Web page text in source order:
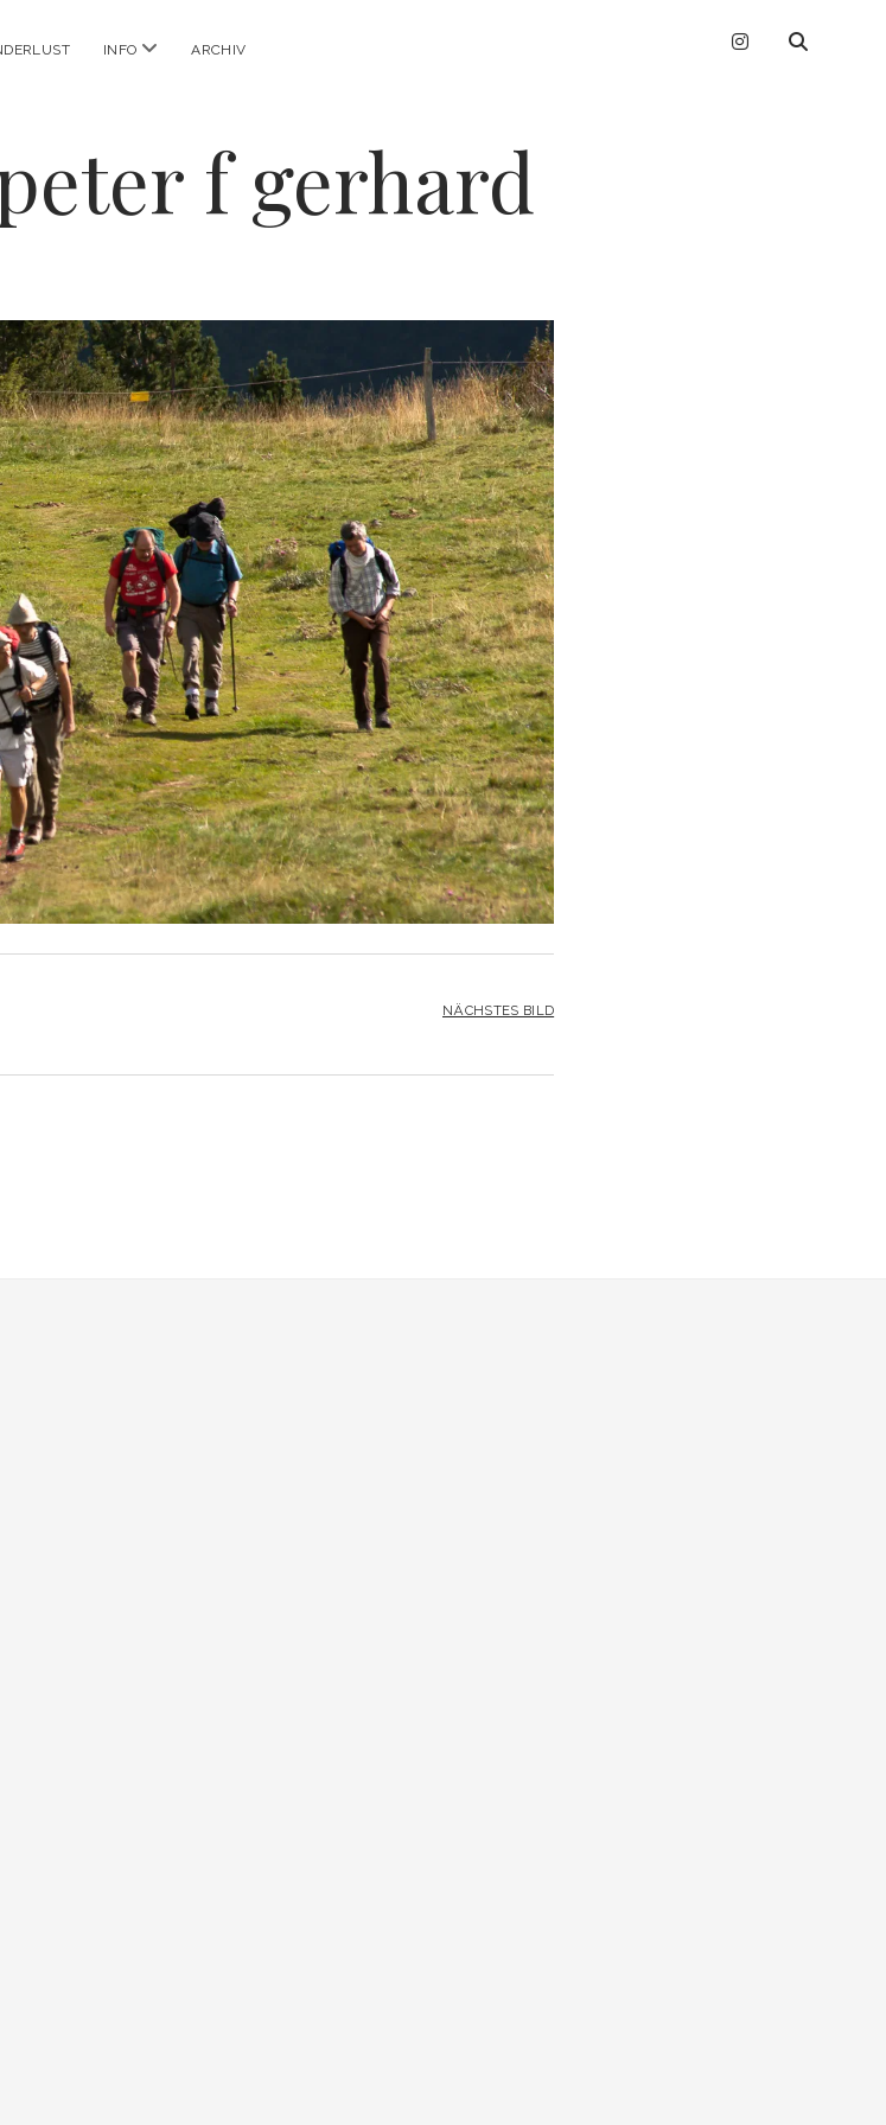
INFO Menü
ARCHIV instagram
f gerhard
NÄCHSTES BILD